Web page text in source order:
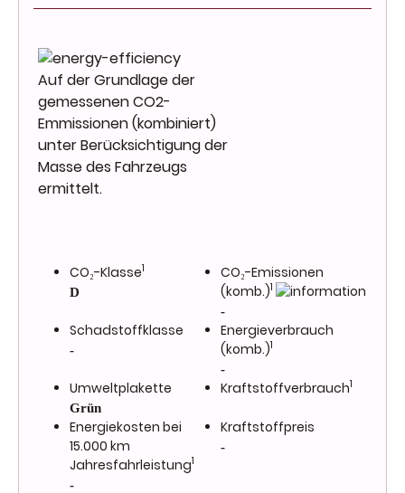
Auf der Grundlage der
gemessenen CO2-
Emmissionen (kombiniert)
unter Berücksichtigung der
Masse des Fahrzeugs
ermittelt.
CO₂-Klasse1
D
CO₂-Emissionen
(komb.)1
-
Schadstoffklasse
-
Energieverbrauch
(komb.)1
-
Umweltplakette
Grün
Kraftstoffverbrauch1
Energiekosten bei
15.000 km
Jahresfahrleistung1
-
Kraftstoffpreis
-